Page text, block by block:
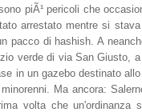
piÃ¹ pericoli che
arrestato mentre si
pacco di hashish. A
verde di via San Giusto,
in un gazebo destinato
Ma ancora:
volta che